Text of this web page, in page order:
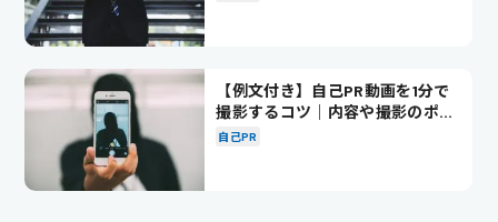
【例文付き】自己PR動画を1分で
撮影するコツ｜内容や撮影のポイ
ントも解説
自己PR